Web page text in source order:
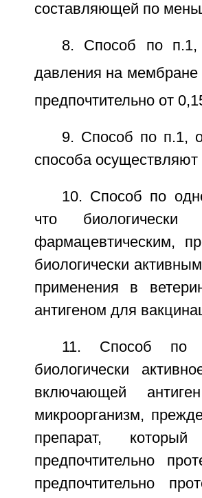
составляющей по
8. Способ по п.1,
давления на мембране
предпочтительно от
9. Способ по п.1,
способа
10. Способ по
что биологически
фармацевтическим,
биологически
применения в
антигеном для
11. Способ по
биологически
включающей
микроорганизм,
препарат,
предпочтительно
предпочтительно